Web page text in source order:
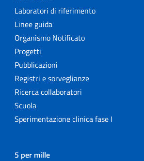
Laboratori di riferimento
Linee guida
Organismo Notificato
Progetti
Pubblicazioni
Registri e sorveglianze
Ricerca collaboratori
Scuola
Sperimentazione clinica fase I
5 per mille